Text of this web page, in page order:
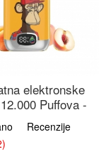
elektronske
Puffova -
Voćni Sok |
Voćna
Recenzije